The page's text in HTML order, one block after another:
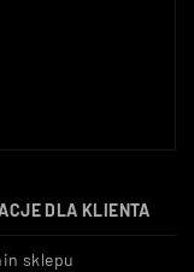
DLA KLIENTA
sklepu